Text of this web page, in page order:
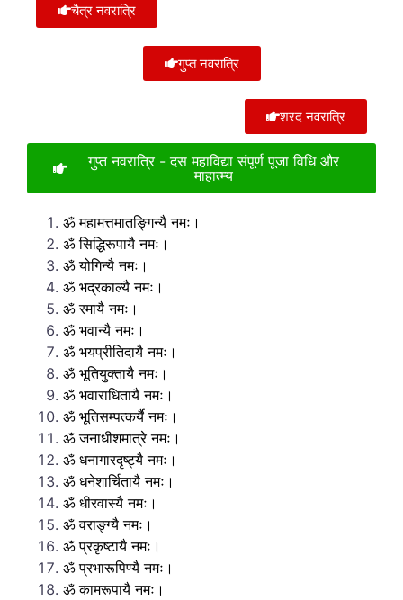
चैत्र नवरात्रि
गुप्त नवरात्रि
शरद नवरात्रि
गुप्त नवरात्रि - दस महाविद्या संपूर्ण पूजा विधि और
माहात्म्य
ॐ महामत्तमातङ्गिन्यै नमः।
ॐ सिद्धिरूपायै नमः।
ॐ योगिन्यै नमः।
ॐ भद्रकाल्यै नमः।
ॐ रमायै नमः।
ॐ भवान्यै नमः।
ॐ भयप्रीतिदायै नमः।
ॐ भूतियुक्तायै नमः।
ॐ भवाराधितायै नमः।
ॐ भूतिसम्पत्कर्यै नमः।
ॐ जनाधीशमात्रे नमः।
ॐ धनागारदृष्ट्यै नमः।
ॐ धनेशार्चितायै नमः।
ॐ धीरवास्यै नमः।
ॐ वराङ्ग्यै नमः।
ॐ प्रकृष्टायै नमः।
ॐ प्रभारूपिण्यै नमः।
ॐ कामरूपायै नमः।